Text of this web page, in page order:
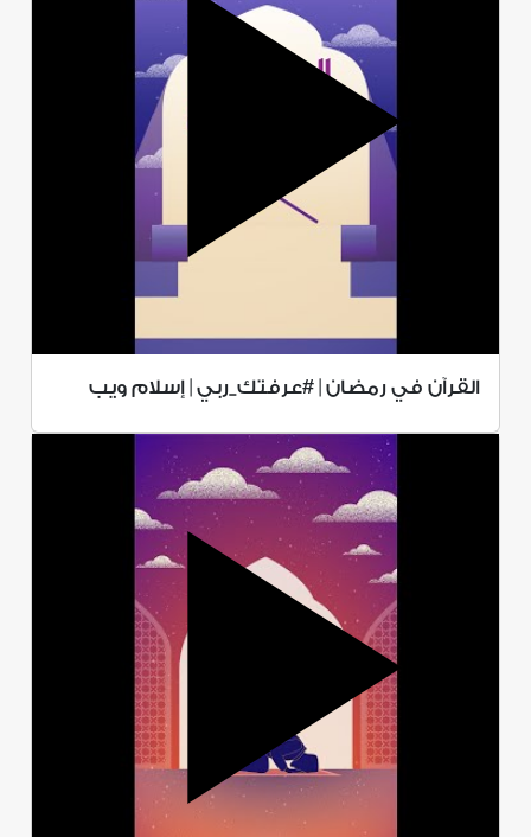
القرآن في رمضان | #عرفتك_ربي | إسلام ويب